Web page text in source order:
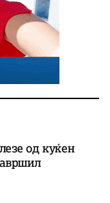
од куќен